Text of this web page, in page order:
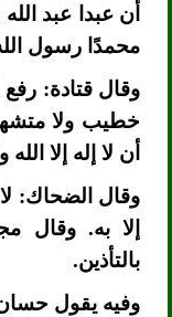
أن عبدا عبد
محمدًا رسول
وقال قتادة: رفع
خطيب ولا
أن لا إله إلا
وقال الضحاك:
إلا به. وقال
بالتأذين.
وفيه يقول